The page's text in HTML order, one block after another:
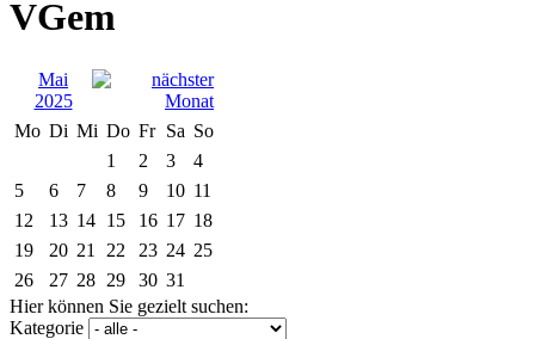
VGem
Mai
2025
Mo Di Mi Do Fr Sa So
1
2 3
4
5
6 7 8 9 10 11
12
13 14 15 16 17 18
19
20 21 22 23 24 25
26
27 28 29 30 31
Hier können Sie gezielt suchen:
Kategorie